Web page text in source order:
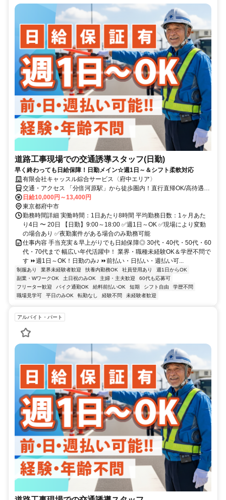
道路工事現場での交通誘導スタッフ(日勤)
早く終わっても日給保障！日勤メイン☆週1日～＆シフト柔軟対応
有限会社キャッスル綜合サービス〈府中エリア〉
交通・アクセス 「分倍河原駅」から徒歩圏内！直行直帰OK/高待遇で
働きやすい◎
日給10,000円～13,400円
東京都府中市
勤務時間詳細 実働時間：1日あたり8時間 平均勤務日数：1ヶ月あた
り4日 〜 20日 【日勤】9:00～18:00 ✅週1日～OK ✅現場により変動
の場合あり ✅夜勤案件がある場合のみ勤務可能
仕事内容 手当充実＆早上がりでも日給保障◎ 30代・40代・50代・60
代・70代まで 幅広い年代活躍中！ 業界・職種未経験OK＆学歴不問で
す ⏩週1日～OK！日勤のみ♪ ⏩前払い・日払い・週払い可...
制服あり 業界未経験者歓迎 扶養内勤務OK 社員登用あり
週1日からOK
副業・WワークOK
土日祝のみOK 主婦・主夫歓迎
60代も応募可
フリーター歓迎
バイク通勤OK 給料前払いOK 短期 シフト自由
学歴不問
職場見学可
平日のみOK 転勤なし 経験不問 未経験者歓迎
アルバイト・パート